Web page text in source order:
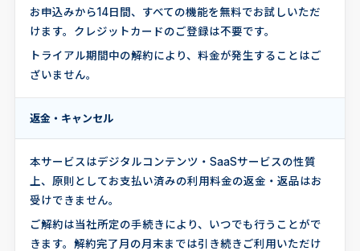
お申込みから14日間、すべての機能を無料でお試しいただ
けます。クレジットカードのご登録は不要です。
トライアル期間中の解約により、料金が発生することはご
ざいません。
返金・キャンセル
本サービスはデジタルコンテンツ・SaaSサービスの性質
上、原則としてお支払い済みの利用料金の返金・返品はお
受けできません。
ご解約は当社所定の手続きにより、いつでも行うことがで
きます。解約完了月の月末までは引き続きご利用いただけ